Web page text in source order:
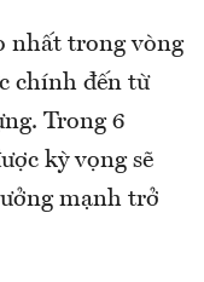
nhất trong vòng
chính đến từ
Trong 6
kỳ vọng sẽ
mạnh trở